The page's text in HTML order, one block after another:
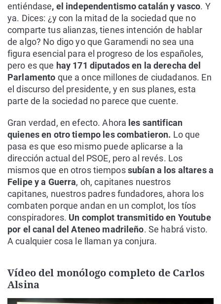
entiéndase, el independentismo catalán y vasco. Y
ya. Dices: ¿y con la mitad de la sociedad que no
comparte tus alianzas, tienes intención de hablar
de algo? No digo yo que Garamendi no sea una
figura esencial para el progreso de los españoles,
pero es que hay 171 diputados en la derecha del
Parlamento que a once millones de ciudadanos. En
el discurso del presidente, y en sus planes, esta
parte de la sociedad no parece que cuente.
Gran verdad, en efecto. Ahora les santifican
quienes en otro tiempo les combatieron. Lo que
pasa es que eso mismo puede aplicarse a la
dirección actual del PSOE, pero al revés. Los
mismos que en otros tiempossubían a los altares a
Felipe y a Guerra, oh, capitanes nuestros
capitanes, nuestros padres fundadores, ahora los
combaten porque andan en un complot, los tíos
conspiradores. Un complot transmitido en Youtube
por el canal del Ateneo madrileño. Se habrá visto.
A cualquier cosa le llaman ya conjura.
Vídeo del monólogo completo de Carlos
Alsina